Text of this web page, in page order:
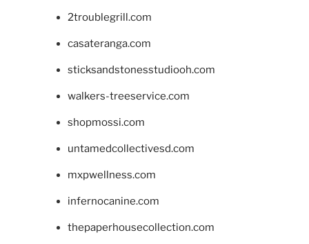
2troublegrill.com
casateranga.com
sticksandstonesstudiooh.com
walkers-treeservice.com
shopmossi.com
untamedcollectivesd.com
mxpwellness.com
infernocanine.com
thepaperhousecollection.com